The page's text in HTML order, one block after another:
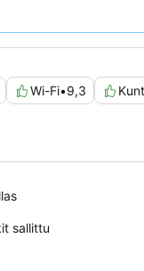
Wi-Fi•9,3
sallittu